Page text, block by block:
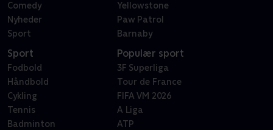
Comedy
Nyheder
Sport
Yellowstone
Paw Patrol
Barnaby
Sport
Fodbold
Håndbold
Cykling
Tennis
Badminton
Populær sport
3F Superliga
Tour de France
FIFA VM 2026
A Liga
ATP